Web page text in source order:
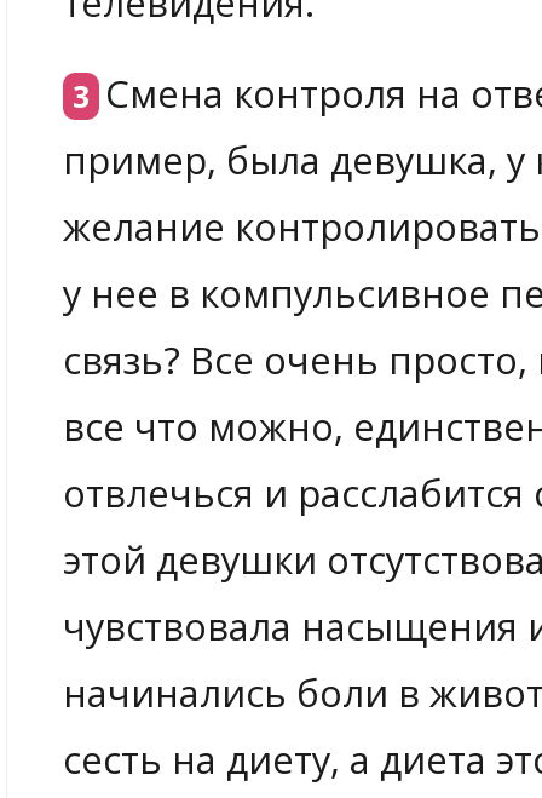
Смена контроля на
пример, была девушка,
желание
у нее в компульсивное
связь? Все очень
все что можно,
отвлечься и
этой девушки
чувствовала насыщения
начинались боли в
сесть на диету, а диета